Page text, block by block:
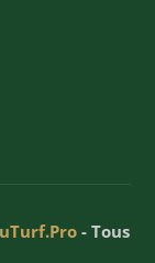
- Tous